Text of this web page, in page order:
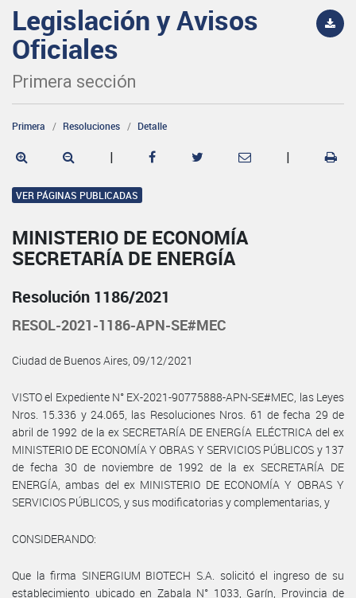
Legislación y Avisos
Oficiales
Primera sección
Primera Resoluciones Detalle
| |
VER PÁGINAS PUBLICADAS
MINISTERIO DE ECONOMÍA
SECRETARÍA DE ENERGÍA
Resolución 1186/2021
RESOL-2021-1186-APN-SE#MEC
Ciudad de Buenos Aires, 09/12/2021
VISTO el Expediente N° EX-2021-90775888-APN-SE#MEC, las Leyes
Nros. 15.336 y 24.065, las Resoluciones Nros. 61 de fecha 29 de
abril de 1992 de la ex SECRETARÍA DE ENERGÍA ELÉCTRICA del ex
MINISTERIO DE ECONOMÍA Y OBRAS Y SERVICIOS PÚBLICOS y 137
de fecha 30 de noviembre de 1992 de la ex SECRETARÍA DE
ENERGÍA, ambas del ex MINISTERIO DE ECONOMÍA Y OBRAS Y
SERVICIOS PÚBLICOS, y sus modificatorias y complementarias, y
CONSIDERANDO:
Que la firma SINERGIUM BIOTECH S.A. solicitó el ingreso de su
establecimiento ubicado en Zabala N° 1033, Garín, Provincia de